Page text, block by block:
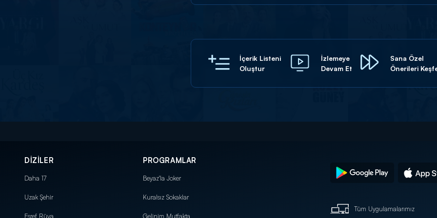
İçerik Listeni
Oluştur
İzlemeye
Devam Et
Sana Özel
Önerileri
DİZİLER
Daha 17
Uzak Şehir
Eşref Rüya
PROGRAMLAR
Beyaz'la Joker
Kuralsız Sokaklar
Gelinim Mutfakta
Tüm Uygulamalarımız